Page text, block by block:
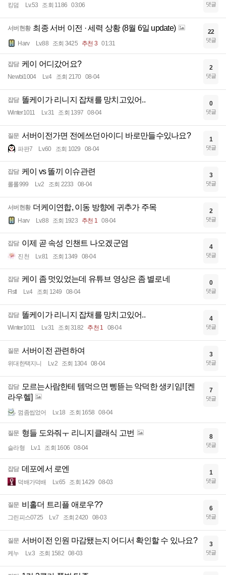
킹덤 Lv.53 조회 1186 03:06 댓글
서버현황 최종 서버 이전 · 세력 상황 (8월 6일 update)
Harv Lv.88 조회 3425 추천 3 01:31
22
댓글
잡담 케이 어디갔어요?
Newbi1004 Lv.4 조회 2170 08-04
2
댓글
잡담 똘케이가 리니지 잡채를 망치고있어..
Winter1011 Lv.31 조회 1397 08-04
0
댓글
질문 서버이전가면 전에쓰던아이디 바로만들수있나요?
파판7 Lv.60 조회 1029 08-04
1
댓글
잡담 케이 vs 똘끼 이슈관련
롤롤999 Lv.2 조회 2233 08-04
3
댓글
서버현황 더케이연합, 이동 방향에 귀추가 주목
Harv Lv.88 조회 1923 추천 1 08-04
2
댓글
잡담 이제 곧 속성 인챈트 나오겠군염
진천 Lv.81 조회 1349 08-04
4
댓글
잡담 케이 좀 멋있었는데 유튜브 영상은 좀 별로네
Flstl Lv.4 조회 1249 08-04
0
댓글
잡담 똘케이가 리니지 잡채를 망치고있어..
Winter1011 Lv.31 조회 3182 추천 1 08-04
4
댓글
질문 서버이전 관련하여
위대한택지니 Lv.2 조회 1304 08-04
3
댓글
잡담
모르는사람한테 템먹으면 삥뜯는 악덕한 생키임! [켄
라우헬]
껌좀씹었어 Lv.18 조회 1658 08-04
7
댓글
질문 형들 도와줘ㅜ 리니지클래식 고번
슬라형 Lv.1 조회 1606 08-04
8
댓글
잡담 데포에서 로엔
덕배가덕배 Lv.65 조회 1429 08-03
1
댓글
질문 비홀더 트리플 애로우??
그린피스0725 Lv.7 조회 2420 08-03
6
댓글
질문 서버이전 인원 마감됐는지 어디서 확인할 수 있나요?
케누 Lv.3 조회 1582 08-03
3
댓글